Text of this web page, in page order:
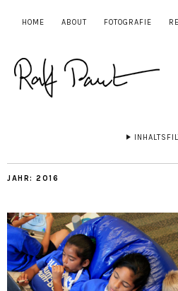
HOME ABOUT FOTOGRAFIE
JAHR: 2016